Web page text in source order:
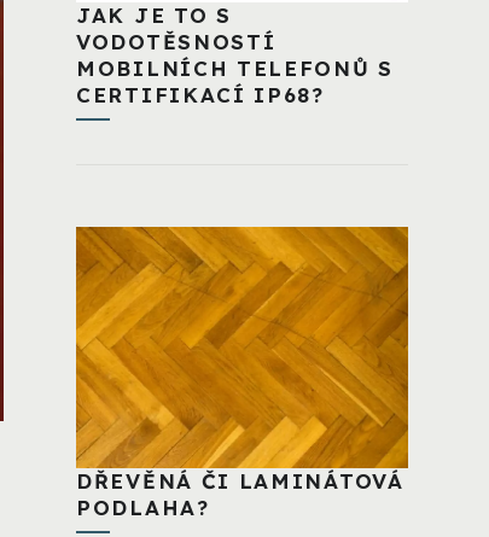
JAK JE TO S
VODOTĚSNOSTÍ
MOBILNÍCH TELEFONŮ S
CERTIFIKACÍ IP68?
DŘEVĚNÁ ČI LAMINÁTOVÁ
PODLAHA?